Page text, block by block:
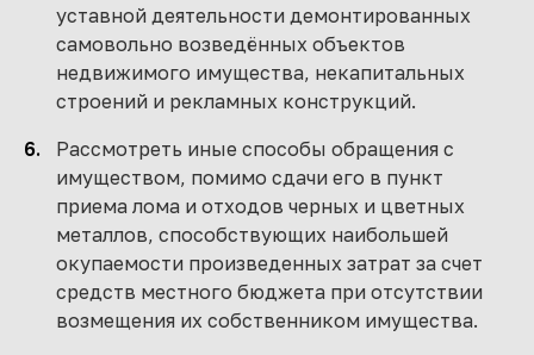
уставной деятельности демонтированных
самовольно возведённых объектов
недвижимого имущества, некапитальных
строений и рекламных конструкций.
Рассмотреть иные способы обращения с
имуществом, помимо сдачи его в пункт
приема лома и отходов черных и цветных
металлов, способствующих наибольшей
окупаемости произведенных затрат за счет
средств местного бюджета при отсутствии
возмещения их собственником имущества.